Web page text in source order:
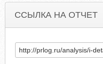
ССЫЛКА НА ОТЧЕТ